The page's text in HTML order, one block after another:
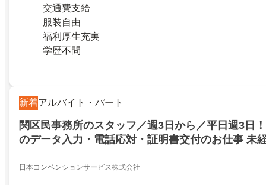
交通費支給
服装自由
福利厚生充実
学歴不問
新着アルバイト・パート
関区民事務所のスタッフ／週3日から／平日週3日
のデータ入力・電話応対・証明書交付のお仕事 未
日本コンベンションサービス株式会社